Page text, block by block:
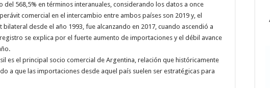
del 568,5% en términos interanuales, considerando los datos a once
comercial en el intercambio entre ambos países son 2019 y, el
bilateral desde el año 1993, fue alcanzando en 2017, cuando ascendió a
se explica por el fuerte aumento de importaciones y el débil avance
es el principal socio comercial de Argentina, relación que históricamente
a que las importaciones desde aquel país suelen ser estratégicas para